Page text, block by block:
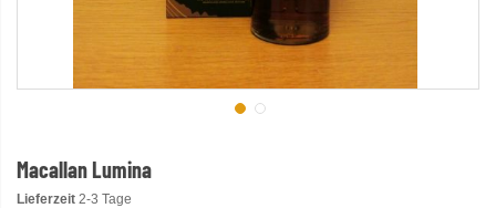
Macallan Lumina
Lieferzeit 2-3 Tage